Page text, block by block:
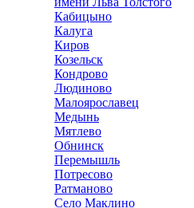
Кабицыно
Калуга
Киров
Козельск
Кондрово
Людиново
Малоярославец
Медынь
Мятлево
Обнинск
Перемышль
Потресово
Ратманово
Село Маклино